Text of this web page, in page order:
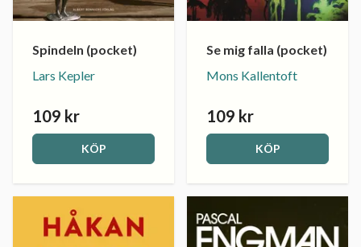
Spindeln (pocket)
Lars Kepler
109 kr
KÖP
Se mig falla (pocket)
Mons Kallentoft
109 kr
KÖP